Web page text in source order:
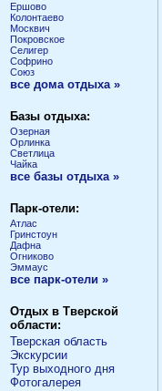
Ершово
Колонтаево
Москвич
Покровское
Селигер
Софрино
Союз
все дома отдыха »
Базы отдыха:
Озерная
Орлинка
Светлица
Чайка
все базы отдыха »
Парк-отели:
Атлас
Гринстоун
Дафна
Огниково
Эммаус
все парк-отели »
Отдых в Тверской
области:
Тверская область
Экскурсии
Тур выходного дня
Фотогалерея